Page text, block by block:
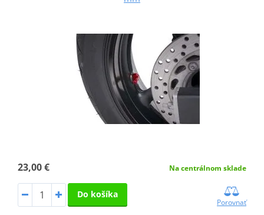
23,00 € Na centrálnom sklade
Do košíka
Porovnať